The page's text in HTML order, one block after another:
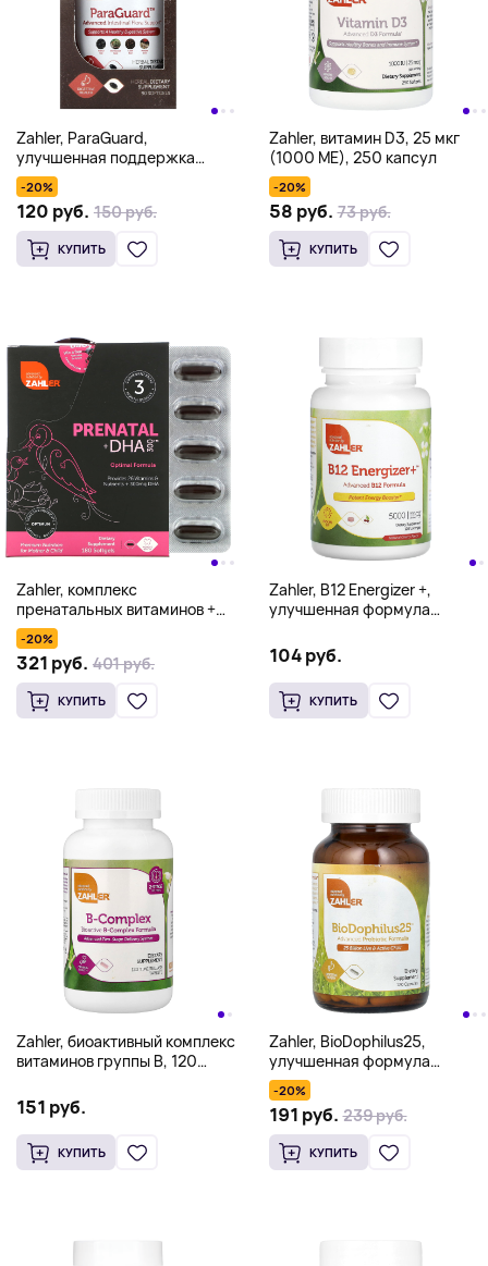
Zahler, ParaGuard,
улучшенная поддержка
кишечной флоры, 90 мягких
таблеток
-20%
120 руб. 150 руб.
КУПИТЬ
Zahler, витамин D3, 25 мкг
(1000 МЕ), 250 капсул
-20%
58 руб. 73 руб.
КУПИТЬ
Zahler, комплекс
пренатальных витаминов +
ДГК 300, оптимальная
формула, 180 капсул
-20%
321 руб. 401 руб.
КУПИТЬ
Zahler, B12 Energizer +,
улучшенная формула
вишня, 5000 мкг, 120
пастилок
104 руб.
КУПИТЬ
Zahler, биоактивный комплекс
витаминов группы B, 120
высвобождением
151 руб.
КУПИТЬ
Zahler, BioDophilus25,
улучшенная формула
пробиотика, 25 млрд КОЕ,
120 капсул
-20%
191 руб. 239 руб.
КУПИТЬ